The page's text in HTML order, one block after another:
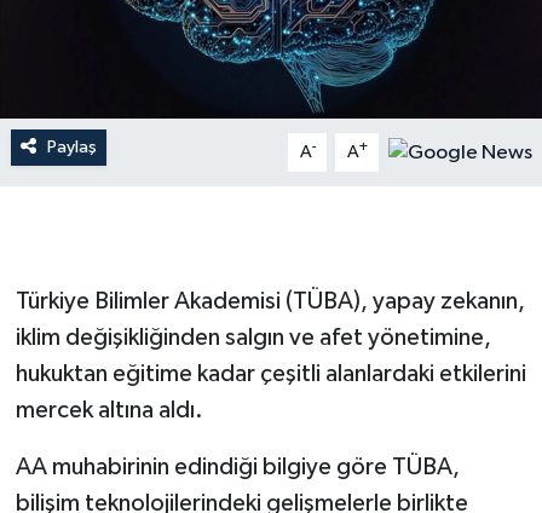
Paylaş A- A+
Türkiye Bilimler Akademisi (TÜBA), yapay zekanın,
iklim değişikliğinden salgın ve afet yönetimine,
hukuktan eğitime kadar çeşitli alanlardaki etkilerini
mercek altına aldı.
AA muhabirinin edindiği bilgiye göre TÜBA,
bilişim teknolojilerindeki gelişmelerle birlikte
Otomobil
Resmî ilanlar
Spor
Tarım ve Ekonomi